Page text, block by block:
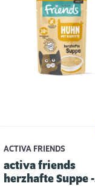
ACTIVA FRIENDS
activa friends
herzhafte Suppe -